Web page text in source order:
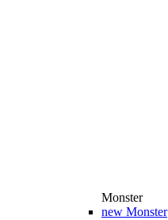
Monster
new Monster